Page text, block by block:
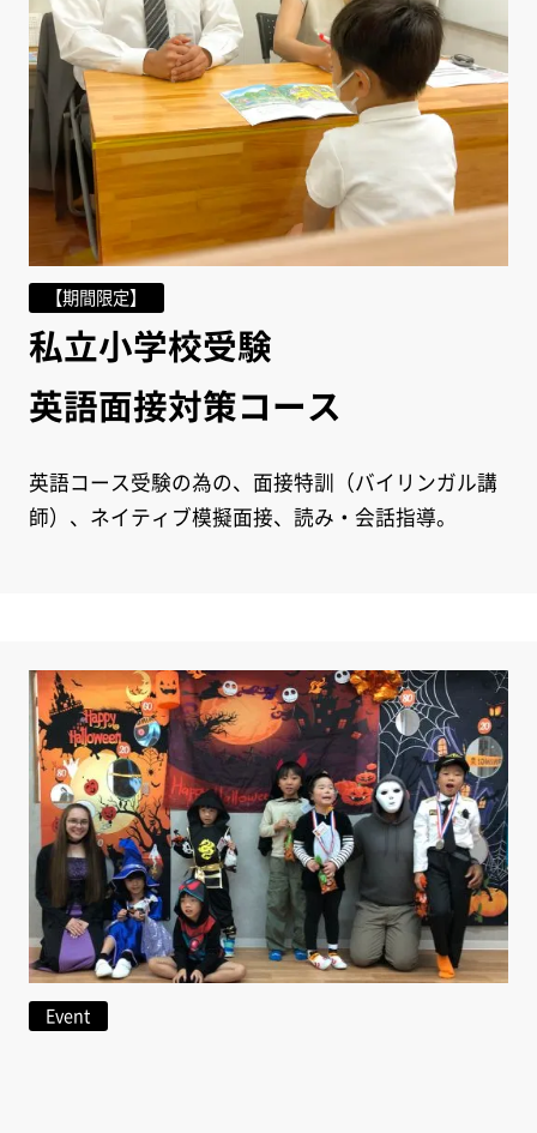
【期間限定】
私立小学校受験
英語面接対策コース
英語コース受験の為の、面接特訓（バイリンガル講
師）、ネイティブ模擬面接、読み・会話指導。
Event